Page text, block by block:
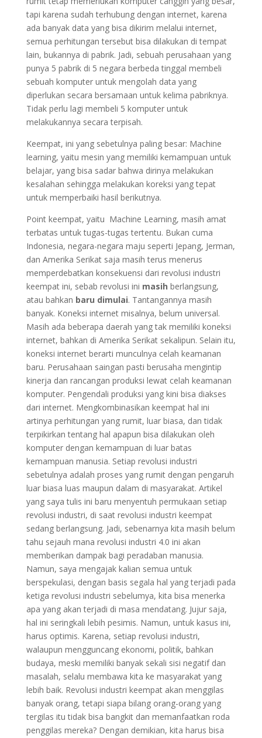
tapi karena sudah terhubung dengan internet, karena
ada banyak data yang bisa dikirim melalui internet,
semua perhitungan tersebut bisa dilakukan di tempat
lain, bukannya di pabrik. Jadi, sebuah perusahaan yang
punya 5 pabrik di 5 negara berbeda tinggal membeli
sebuah komputer untuk mengolah data yang
diperlukan secara bersamaan untuk kelima pabriknya.
Tidak perlu lagi membeli 5 komputer untuk
melakukannya secara terpisah.
Keempat, ini yang sebetulnya paling besar: Machine
learning, yaitu mesin yang memiliki kemampuan untuk
belajar, yang bisa sadar bahwa dirinya melakukan
kesalahan sehingga melakukan koreksi yang tepat
untuk memperbaiki hasil berikutnya.
Point keempat, yaitu Machine Learning, masih amat
terbatas untuk tugas-tugas tertentu. Bukan cuma
Indonesia, negara-negara maju seperti Jepang, Jerman,
dan Amerika Serikat saja masih terus menerus
memperdebatkan konsekuensi dari revolusi industri
keempat ini, sebab revolusi ini masih berlangsung,
atau bahkan baru dimulai. Tantangannya masih
banyak. Koneksi internet misalnya, belum universal.
Masih ada beberapa daerah yang tak memiliki koneksi
internet, bahkan di Amerika Serikat sekalipun. Selain itu,
koneksi internet berarti munculnya celah keamanan
baru. Perusahaan saingan pasti berusaha mengintip
kinerja dan rancangan produksi lewat celah keamanan
komputer. Pengendali produksi yang kini bisa diakses
dari internet. Mengkombinasikan keempat hal ini
artinya perhitungan yang rumit, luar biasa, dan tidak
terpikirkan tentang hal apapun bisa dilakukan oleh
komputer dengan kemampuan di luar batas
kemampuan manusia. Setiap revolusi industri
sebetulnya adalah proses yang rumit dengan pengaruh
luar biasa luas maupun dalam di masyarakat. Artikel
yang saya tulis ini baru menyentuh permukaan setiap
revolusi industri, di saat revolusi industri keempat
sedang berlangsung. Jadi, sebenarnya kita masih belum
tahu sejauh mana revolusi industri 4.0 ini akan
memberikan dampak bagi peradaban manusia.
Namun, saya mengajak kalian semua untuk
berspekulasi, dengan basis segala hal yang terjadi pada
ketiga revolusi industri sebelumya, kita bisa menerka
apa yang akan terjadi di masa mendatang. Jujur saja,
hal ini seringkali lebih pesimis. Namun, untuk kasus ini,
harus optimis. Karena, setiap revolusi industri,
walaupun mengguncang ekonomi, politik, bahkan
budaya, meski memiliki banyak sekali sisi negatif dan
masalah, selalu membawa kita ke masyarakat yang
lebih baik. Revolusi industri keempat akan menggilas
banyak orang, tetapi siapa bilang orang-orang yang
tergilas itu tidak bisa bangkit dan memanfaatkan roda
penggilas mereka? Dengan demikian, kita harus bisa